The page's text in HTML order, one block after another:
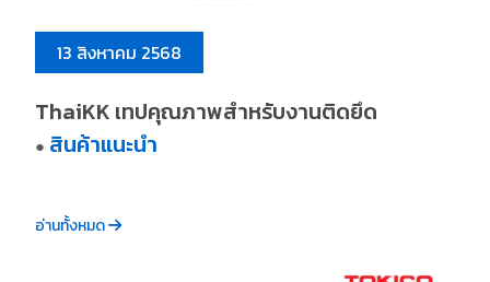
13 สิงหาคม 2568
ThaiKK เทปคุณภาพสำหรับงานติดยึด
● สินค้าแนะนำ
อ่านทั้งหมด